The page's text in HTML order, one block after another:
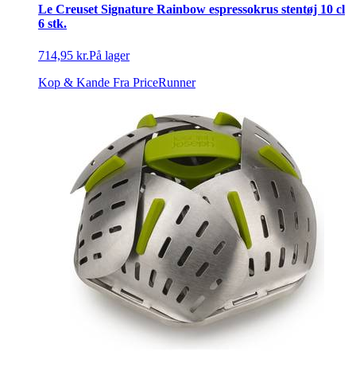
Le Creuset Signature Rainbow espressokrus stentøj 10 cl
6 stk.
714,95 kr.På lager
Kop & Kande Fra PriceRunner